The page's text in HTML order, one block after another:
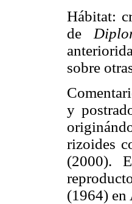
Hábitat:
de
sobre
y
rizoides
(2000).
(1964) en